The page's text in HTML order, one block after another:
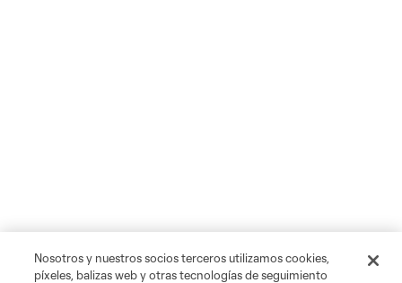
Nosotros y nuestros socios terceros utilizamos cookies,
píxeles, balizas web y otras tecnologías de seguimiento